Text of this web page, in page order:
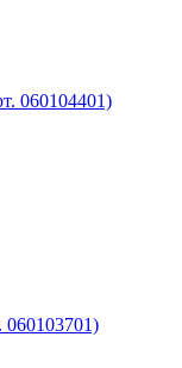
060104401)
060103701)